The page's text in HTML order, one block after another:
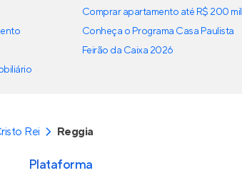
Comprar apartamento até R$ 200 mil
Conheça o Programa Casa Paulista
Feirão da Caixa 2026
Rei Reggia
Plataforma